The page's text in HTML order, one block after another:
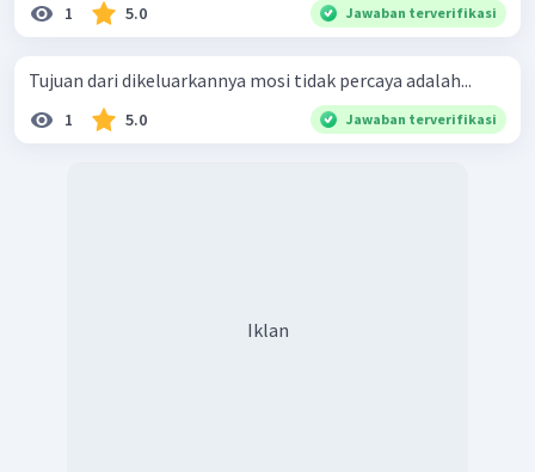
1 5.0 Jawaban terverifikasi
Tujuan dari dikeluarkannya mosi tidak percaya adalah...
1 5.0 Jawaban terverifikasi
Iklan